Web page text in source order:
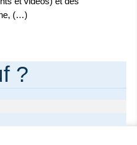
(…)
?